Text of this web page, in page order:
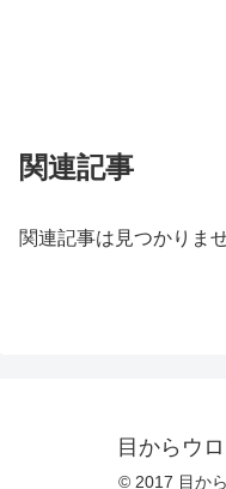
関連記事
関連記事は見つかりま
目からウ
© 2017 目か